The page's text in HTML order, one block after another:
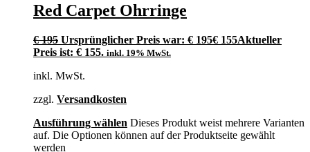
Red Carpet Ohrringe
€195 Ursprünglicher Preis war: € 195€ 155Aktueller
Preis ist: € 155. inkl. 19% MwSt.
inkl. MwSt.
zzgl. Versandkosten
Ausführung wählen Dieses Produkt weist mehrere Varianten
auf. Die Optionen können auf der Produktseite gewählt
werden